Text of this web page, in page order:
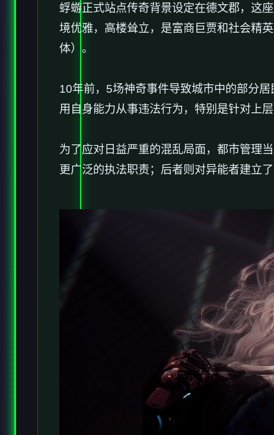
蜉蝣正式站点传奇背景设定在德文郡，这
境优雅，高楼耸立，是富商巨贾和社会精
体）。
10年前，5场神奇事件导致城市中的部分
用自身能力从事违法行为，特别是针对上
为了应对日益严重的混乱局面，都市管理
更广泛的执法职责；后者则对异能者建立